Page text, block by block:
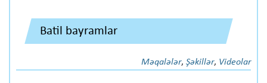
Batil bayramlar
Məqalələr, Şəkillər, Videolar